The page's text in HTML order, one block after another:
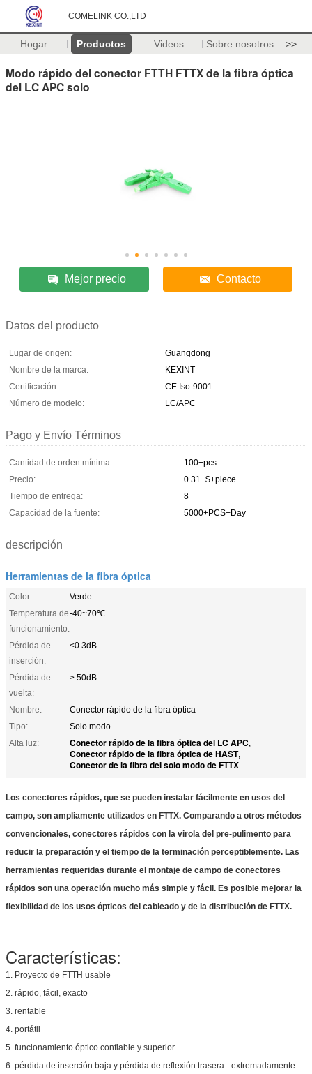
COMELINK CO.,LTD
Hogar Productos Videos Sobre nosotros >>
Modo rápido del conector FTTH FTTX de la fibra óptica
del LC APC solo
Mejor precio Contacto
Datos del producto
Lugar de origen:
Guangdong
Nombre de la marca:
KEXINT
Certificación:
CE Iso-9001
Número de modelo:
LC/APC
Pago y Envío Términos
Cantidad de orden mínima:
100+pcs
Precio:
0.31+$+piece
Tiempo de entrega:
8
Capacidad de la fuente:
5000+PCS+Day
descripción
Herramientas de la fibra óptica
Color:
Verde
Temperatura de
funcionamiento:
-40~70℃
Pérdida de
inserción:
≤0.3dB
Pérdida de
vuelta:
≥ 50dB
Nombre:
Conector rápido de la fibra óptica
Tipo:
Solo modo
Alta luz:
Conector rápido de la fibra óptica del LC APC,
Conector rápido de la fibra óptica de HAST,
Conector de la fibra del solo modo de FTTX
Los conectores rápidos, que se pueden instalar fácilmente en usos del
campo, son ampliamente utilizados en FTTX. Comparando a otros métodos
convencionales, conectores rápidos con la virola del pre-pulimento para
reducir la preparación y el tiempo de la terminación perceptiblemente. Las
herramientas requeridas durante el montaje de campo de conectores
rápidos son una operación mucho más simple y fácil. Es posible mejorar la
flexibilidad de los usos ópticos del cableado y de la distribución de FTTX.
Características:
1. Proyecto de FTTH usable
2. rápido, fácil, exacto
3. rentable
4. portátil
5. funcionamiento óptico confiable y superior
6. pérdida de inserción baja y pérdida de reflexión trasera - extremadamente